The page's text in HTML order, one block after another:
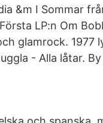
&m I Sommar
LP:n Om
glamrock. 1977
- Alla låtar.